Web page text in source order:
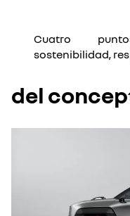
Cuatro
sostenibilidad,
del